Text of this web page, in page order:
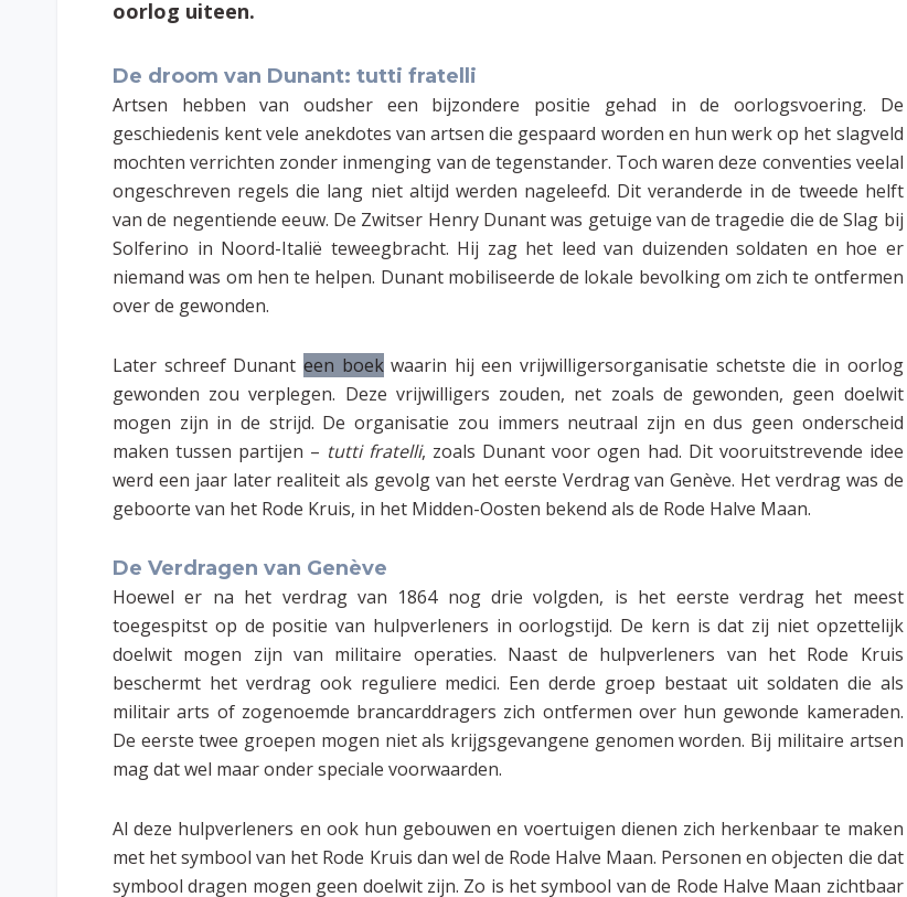
oorlog uiteen.
De droom van Dunant: tutti fratelli
Artsen hebben van oudsher een bijzondere positie gehad in de oorlogsvoering. De
geschiedenis kent vele anekdotes van artsen die gespaard worden en hun werk op het slagveld
mochten verrichten zonder inmenging van de tegenstander. Toch waren deze conventies veelal
ongeschreven regels die lang niet altijd werden nageleefd. Dit veranderde in de tweede helft
van de negentiende eeuw. De Zwitser Henry Dunant was getuige van de tragedie die de Slag bij
Solferino in Noord-Italië teweegbracht. Hij zag het leed van duizenden soldaten en hoe er
niemand was om hen te helpen. Dunant mobiliseerde de lokale bevolking om zich te ontfermen
over de gewonden.
Later schreef Dunant een boekwaarin hij een vrijwilligersorganisatie schetste die in oorlog
gewonden zou verplegen. Deze vrijwilligers zouden, net zoals de gewonden, geen doelwit
mogen zijn in de strijd. De organisatie zou immers neutraal zijn en dus geen onderscheid
maken tussen partijen – tutti fratelli, zoals Dunant voor ogen had. Dit vooruitstrevende idee
werd een jaar later realiteit als gevolg van het eerste Verdrag van Genève. Het verdrag was de
geboorte van het Rode Kruis, in het Midden-Oosten bekend als de Rode Halve Maan.
De Verdragen van Genève
Hoewel er na het verdrag van 1864 nog drie volgden, is het eerste verdrag het meest
toegespitst op de positie van hulpverleners in oorlogstijd. De kern is dat zij niet opzettelijk
doelwit mogen zijn van militaire operaties. Naast de hulpverleners van het Rode Kruis
beschermt het verdrag ook reguliere medici. Een derde groep bestaat uit soldaten die als
militair arts of zogenoemde brancarddragers zich ontfermen over hun gewonde kameraden.
De eerste twee groepen mogen niet als krijgsgevangene genomen worden. Bij militaire artsen
mag dat wel maar onder speciale voorwaarden.
Al deze hulpverleners en ook hun gebouwen en voertuigen dienen zich herkenbaar te maken
met het symbool van het Rode Kruis dan wel de Rode Halve Maan. Personen en objecten die dat
symbool dragen mogen geen doelwit zijn. Zo is het symbool van de Rode Halve Maan zichtbaar